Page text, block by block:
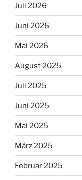
Juli 2026
Juni 2026
Mai 2026
August 2025
Juli 2025
Juni 2025
Mai 2025
März 2025
Februar 2025